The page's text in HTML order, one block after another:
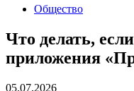
Общество
Что делать,
приложения
05.07.2026